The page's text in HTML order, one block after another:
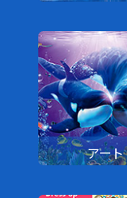
アート